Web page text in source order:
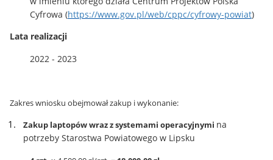
Cyfrowa (https://www.gov.pl/web/cppc/cyfrowy-powiat)
Lata realizacji
2022 - 2023
Zakres wniosku obejmował zakup i wykonanie:
Zakup laptopów wraz z systemami operacyjnymi na
potrzeby Starostwa Powiatowego w Lipsku